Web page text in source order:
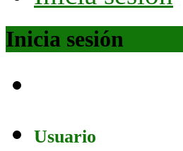
Inicia sesión
Usuario